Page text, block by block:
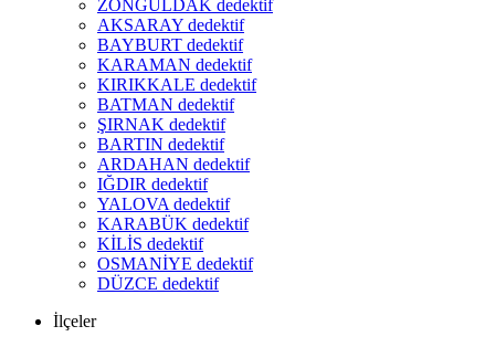
ZONGULDAK dedektif
AKSARAY dedektif
BAYBURT dedektif
KARAMAN dedektif
KIRIKKALE dedektif
BATMAN dedektif
ŞIRNAK dedektif
BARTIN dedektif
ARDAHAN dedektif
IĞDIR dedektif
YALOVA dedektif
KARABÜK dedektif
KİLİS dedektif
OSMANİYE dedektif
DÜZCE dedektif
İlçeler